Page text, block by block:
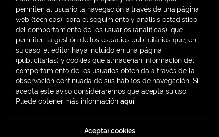
Papelería / material oficina
Consumo Sostenible
Contacto
C/ Amadeo de Saboya, 4
(+34) 963828968
latendauv@fundacio.es
Formulario de contacto
permiten al usuario la navegación a través de una página
web (técnicas), para el seguimiento y análisis estadístico
del comportamiento de los usuarios (analíticas), que
permiten la gestión de los espacios publicitarios que, en
su caso, el editor haya incluido en una página
(publicitarias) y cookies que almacenan información del
comportamiento de los usuarios obtenida a través de la
observación continuada de sus hábitos de navegación. Si
acepta este aviso consideraremos que acepta su uso.
Puede obtener más información aquí.
Aceptar cookies